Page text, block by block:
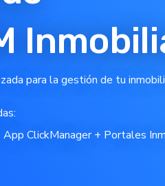
para la gestión de tu
App ClickManager + Portales